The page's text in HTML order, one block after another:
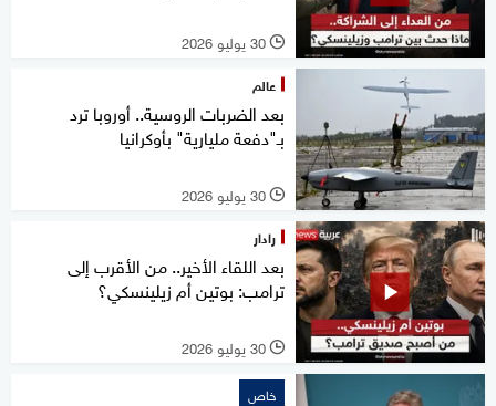
l 30 يوليو 2026
عالم
بعد الضربات الروسية.. أوروبا ترد
بـ"دفعة مليارية" بأوكرانيا
l 30 يوليو 2026
رادار
بعد اللقاء الأخير.. من الأقرب إلى
ترامب: بوتين أم زيلينسكي؟
l 30 يوليو 2026
خاص